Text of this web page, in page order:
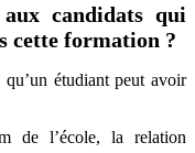
candidats qui
cette formation ?
étudiant peut avoir
de l’école, la relation